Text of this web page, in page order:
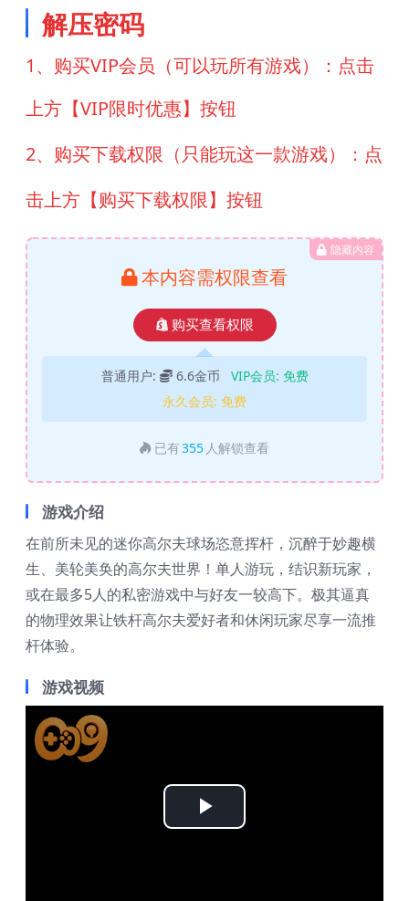
解压密码
1、购买VIP会员（可以玩所有游戏）：点击
上方【VIP限时优惠】按钮
2、购买下载权限（只能玩这一款游戏）：点
击上方【购买下载权限】按钮
隐藏内容
本内容需权限查看
购买查看权限
普通用户: 6.6金币 VIP会员: 免费
永久会员: 免费
已有355 人解锁查看
游戏介绍
在前所未见的迷你高尔夫球场恣意挥杆，沉醉于妙趣横
生、美轮美奂的高尔夫世界！单人游玩，结识新玩家，
或在最多5人的私密游戏中与好友一较高下。极其逼真
的物理效果让铁杆高尔夫爱好者和休闲玩家尽享一流推
杆体验。
游戏视频
Play